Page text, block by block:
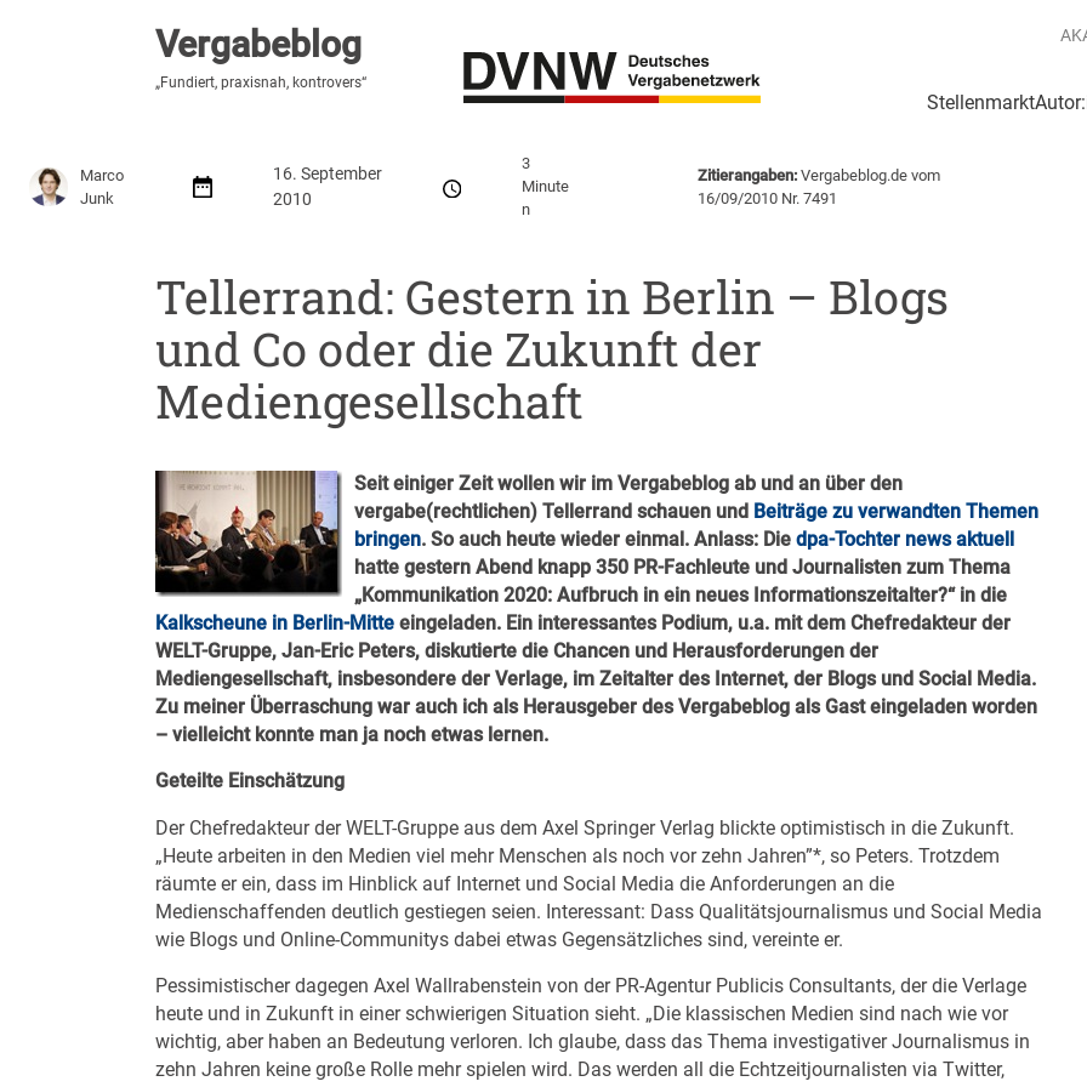
Vergabeblog
„Fundiert, praxisnah, kontrovers“
Stellenmarkt
Vergabeblog
„Hier lesen Sie es zuerst“
Marco
Junk
16. September
2010
3
Minute
n
Zitierangaben:Vergabeblog.de vom
16/09/2010 Nr. 7491
Tellerrand: Gestern in Berlin – Blogs
und Co oder die Zukunft der
Mediengesellschaft
Seit einiger Zeit wollen wir im Vergabeblog ab und an über den
vergabe(rechtlichen) Tellerrand schauen und Beiträge zu verwandten Themen
bringen. So auch heute wieder einmal. Anlass: Die dpa-Tochter news aktuell
hatte gestern Abend knapp 350 PR-Fachleute und Journalisten zum Thema
„Kommunikation 2020: Aufbruch in ein neues Informationszeitalter?“ in die
Kalkscheune in Berlin-Mitte eingeladen. Ein interessantes Podium, u.a. mit dem Chefredakteur der
WELT-Gruppe, Jan-Eric Peters, diskutierte die Chancen und Herausforderungen der
Mediengesellschaft, insbesondere der Verlage, im Zeitalter des Internet, der Blogs und Social Media.
Zu meiner Überraschung war auch ich als Herausgeber des Vergabeblog als Gast eingeladen worden
– vielleicht konnte man ja noch etwas lernen.
Geteilte Einschätzung
Der Chefredakteur der WELT-Gruppe aus dem Axel Springer Verlag blickte optimistisch in die Zukunft.
„Heute arbeiten in den Medien viel mehr Menschen als noch vor zehn Jahren”*, so Peters. Trotzdem
räumte er ein, dass im Hinblick auf Internet und Social Media die Anforderungen an die
Medienschaffenden deutlich gestiegen seien. Interessant: Dass Qualitätsjournalismus und Social Media
wie Blogs und Online-Communitys dabei etwas Gegensätzliches sind, vereinte er.
Pessimistischer dagegen Axel Wallrabenstein von der PR-Agentur Publicis Consultants, der die Verlage
heute und in Zukunft in einer schwierigen Situation sieht. „Die klassischen Medien sind nach wie vor
wichtig, aber haben an Bedeutung verloren. Ich glaube, dass das Thema investigativer Journalismus in
zehn Jahren keine große Rolle mehr spielen wird. Das werden all die Echtzeitjournalisten via Twitter,